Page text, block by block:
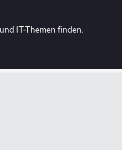
IT-Themen finden.